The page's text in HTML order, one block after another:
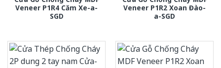
Veneer P1R4 Căm Xe-a-
SGD
Veneer P1R2 Xoan Đào-
a-SGD